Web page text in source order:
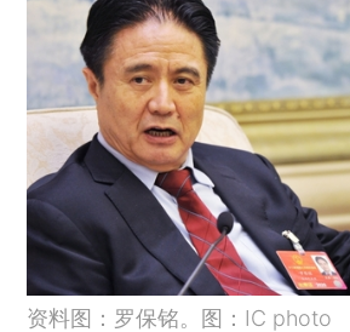
资料图：罗保铭。图：IC photo